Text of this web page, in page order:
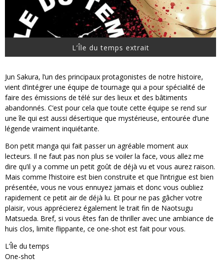
L’Île du temps extrait
Jun Sakura, l’un des principaux protagonistes de notre histoire,
vient d’intégrer une équipe de tournage qui a pour spécialité de
faire des émissions de télé sur des lieux et des bâtiments
abandonnés. C’est pour cela que toute cette équipe se rend sur
une île qui est aussi désertique que mystérieuse, entourée d’une
légende vraiment inquiétante.
Bon petit manga qui fait passer un agréable moment aux
lecteurs. Il ne faut pas non plus se voiler la face, vous allez me
dire qu’il y a comme un petit goût de déjà vu et vous aurez raison.
Mais comme l’histoire est bien construite et que l’intrigue est bien
présentée, vous ne vous ennuyez jamais et donc vous oubliez
rapidement ce petit air de déjà lu. Et pour ne pas gâcher votre
plaisir, vous apprécierez également le trait fin de Naotsugu
Matsueda. Bref, si vous êtes fan de thriller avec une ambiance de
huis clos, limite flippante, ce one-shot est fait pour vous.
L’Île du temps
One-shot